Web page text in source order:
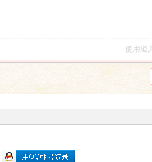
使用道具